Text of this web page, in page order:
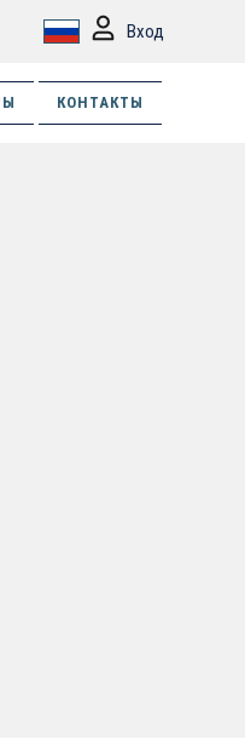
Вход
КОНТАКТЫ